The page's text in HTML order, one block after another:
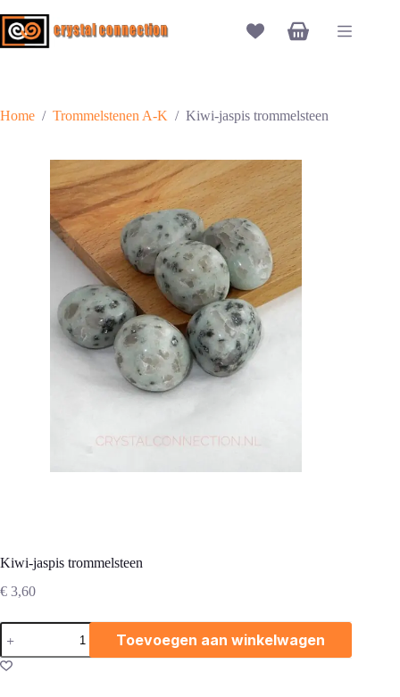
naar
de
Winkelwagen
Home / Trommelstenen A-K / Kiwi-jaspis trommelsteen
Kiwi-jaspis trommelsteen
€ 3,60
Kiwi-
jaspis
trommelsteen
aantal
Toevoegen aan winkelwagen